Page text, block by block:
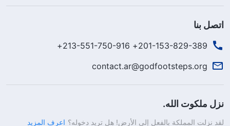
اتصل بنا
201-153-829-389+ 213-551-750-916+
contact.ar@godfootsteps.org
نزل ملكوت الله.
لقد نزلت المملكة بالفعل إلى الأرض! هل تريد دخوله؟ اعرف المزيد